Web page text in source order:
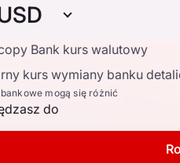
Bank kurs walutowy
kurs wymiany banku
mogą się różnić
do